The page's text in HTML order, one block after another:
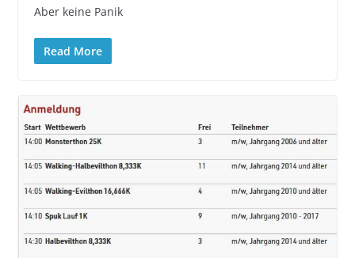
Aber keine Panik
Read More